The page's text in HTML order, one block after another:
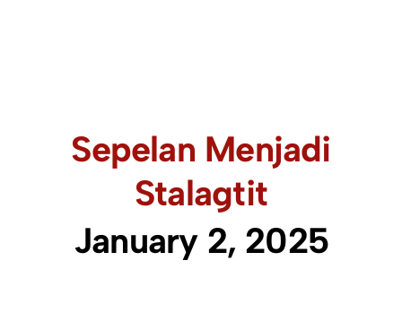
Sepelan Menjadi
Stalagtit
January 2, 2025